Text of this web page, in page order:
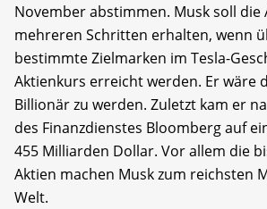
November abstimmen. Musk soll die
mehreren Schritten erhalten, wenn
bestimmte Zielmarken im Tesla-
Aktienkurs erreicht werden. Er wäre
Billionär zu werden. Zuletzt kam er
des Finanzdienstes Bloomberg auf
455 Milliarden Dollar. Vor allem die
Aktien machen Musk zum reichsten
Welt.